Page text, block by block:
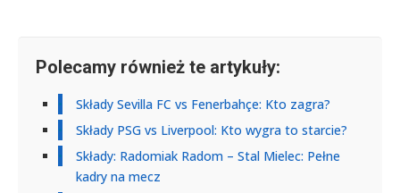
Polecamy również te artykuły:
Składy Sevilla FC vs Fenerbahçe: Kto zagra?
Składy PSG vs Liverpool: Kto wygra to starcie?
Składy: Radomiak Radom – Stal Mielec: Pełne
kadry na mecz